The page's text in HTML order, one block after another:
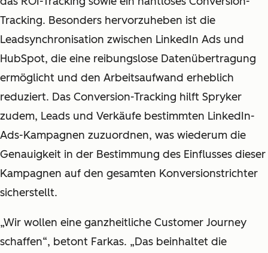
Tracking. Besonders hervorzuheben ist die
Leadsynchronisation zwischen LinkedIn Ads und
HubSpot, die eine reibungslose Datenübertragung
ermöglicht und den Arbeitsaufwand erheblich
reduziert. Das Conversion-Tracking hilft Spryker
zudem, Leads und Verkäufe bestimmten LinkedIn-
Ads-Kampagnen zuzuordnen, was wiederum die
Genauigkeit in der Bestimmung des Einflusses dieser
Kampagnen auf den gesamten Konversionstrichter
sicherstellt.
„Wir wollen eine ganzheitliche Customer Journey
schaffen“, betont Farkas. „Das beinhaltet die